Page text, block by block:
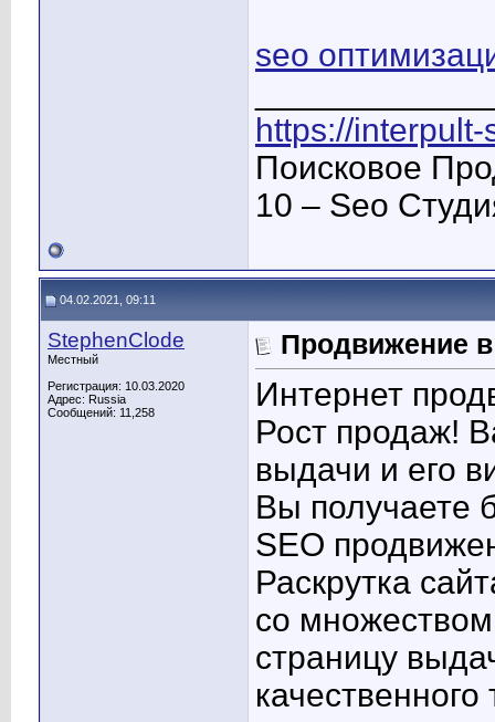
seo
https://
Поисковое
10 – Seo
04.02.2021, 09:11
StephenClode
Местный
Регистрация: 10.03.2020
Адрес: Russia
Сообщений: 11,258
Продвижение
Интернет
Рост продаж!
выдачи и его
Вы получаете
SEO
Раскрутка
со
страницу